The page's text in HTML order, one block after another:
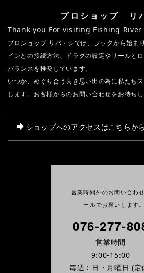
プロショップ リ
Thank you For visiting Fishing River
プロショップ リバ・シでは、フックから始ま
インとの接続方法、ドラグの設定やリールと
バランスを推奨しています。
いつか、めぐり合う良き思い出の為に私たち
します。お客様からのお問い合わせをお待ちし
ショップへのアクセスはこちらから
営業時間外のお問い合わ
ールでお願いします。
076-277-
営業時間
9:00-15:00
毎週 : 日・月曜日 (定